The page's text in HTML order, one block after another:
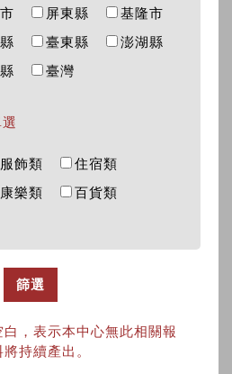
屏東縣
基隆市
臺東縣
澎湖縣
臺灣
服飾類
住宿類
樂類
百貨類
篩選
，表示本中心無此相關報
持續產出。